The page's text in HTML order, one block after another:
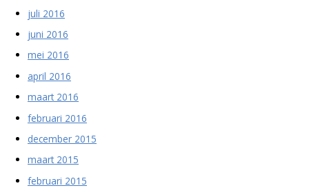
juli 2016
juni 2016
mei 2016
april 2016
maart 2016
februari 2016
december 2015
maart 2015
februari 2015